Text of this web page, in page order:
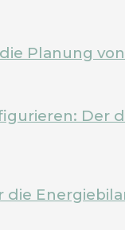
Planung
Der